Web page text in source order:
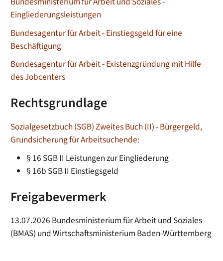
Eingliederungsleistungen
Bundesagentur für Arbeit - Einstiegsgeld für eine
Beschäftigung
Bundesagentur für Arbeit - Existenzgründung mit Hilfe
des Jobcenters
Rechtsgrundlage
Sozialgesetzbuch (SGB) Zweites Buch (II) - Bürgergeld,
Grundsicherung für Arbeitsuchende:
§ 16 SGB II Leistungen zur Eingliederung
§ 16b SGB II Einstiegsgeld
Freigabevermerk
13.07.2026 Bundesministerium für Arbeit und Soziales
(BMAS) und Wirtschaftsministerium Baden-Württemberg